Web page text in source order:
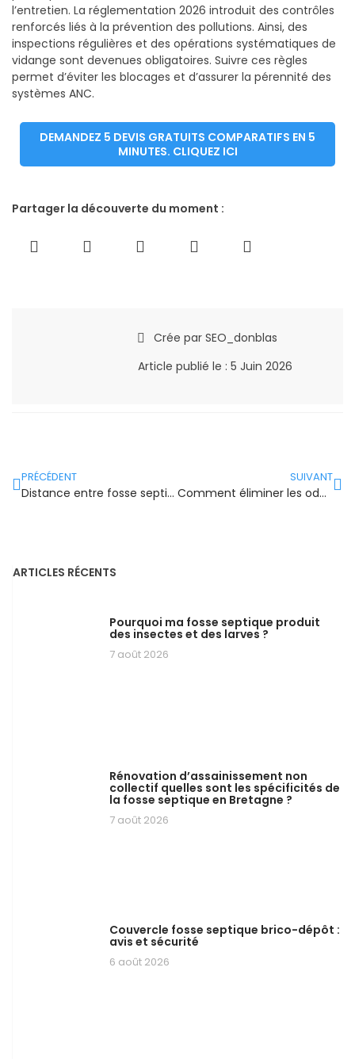
l’entretien. La réglementation 2026 introduit des contrôles
renforcés liés à la prévention des pollutions. Ainsi, des
inspections régulières et des opérations systématiques de
vidange sont devenues obligatoires. Suivre ces règles
permet d’éviter les blocages et d’assurer la pérennité des
systèmes ANC.
DEMANDEZ 5 DEVIS GRATUITS COMPARATIFS EN 5
MINUTES. CLIQUEZ ICI
Partager la découverte du moment :
Crée parSEO_donblas
Article publié le : 5 Juin 2026
PRÉCÉDENT
Distance entre fosse septique et habitation : les règles à connaître
SUIVANT
Comment éliminer les odeurs de fosse dans la maison ?
ARTICLES RÉCENTS
Pourquoi ma fosse septique produit
des insectes et des larves ?
7 août 2026
Rénovation d’assainissement non
collectif quelles sont les spécificités de
la fosse septique en Bretagne ?
7 août 2026
Couvercle fosse septique brico-dépôt :
avis et sécurité
6 août 2026